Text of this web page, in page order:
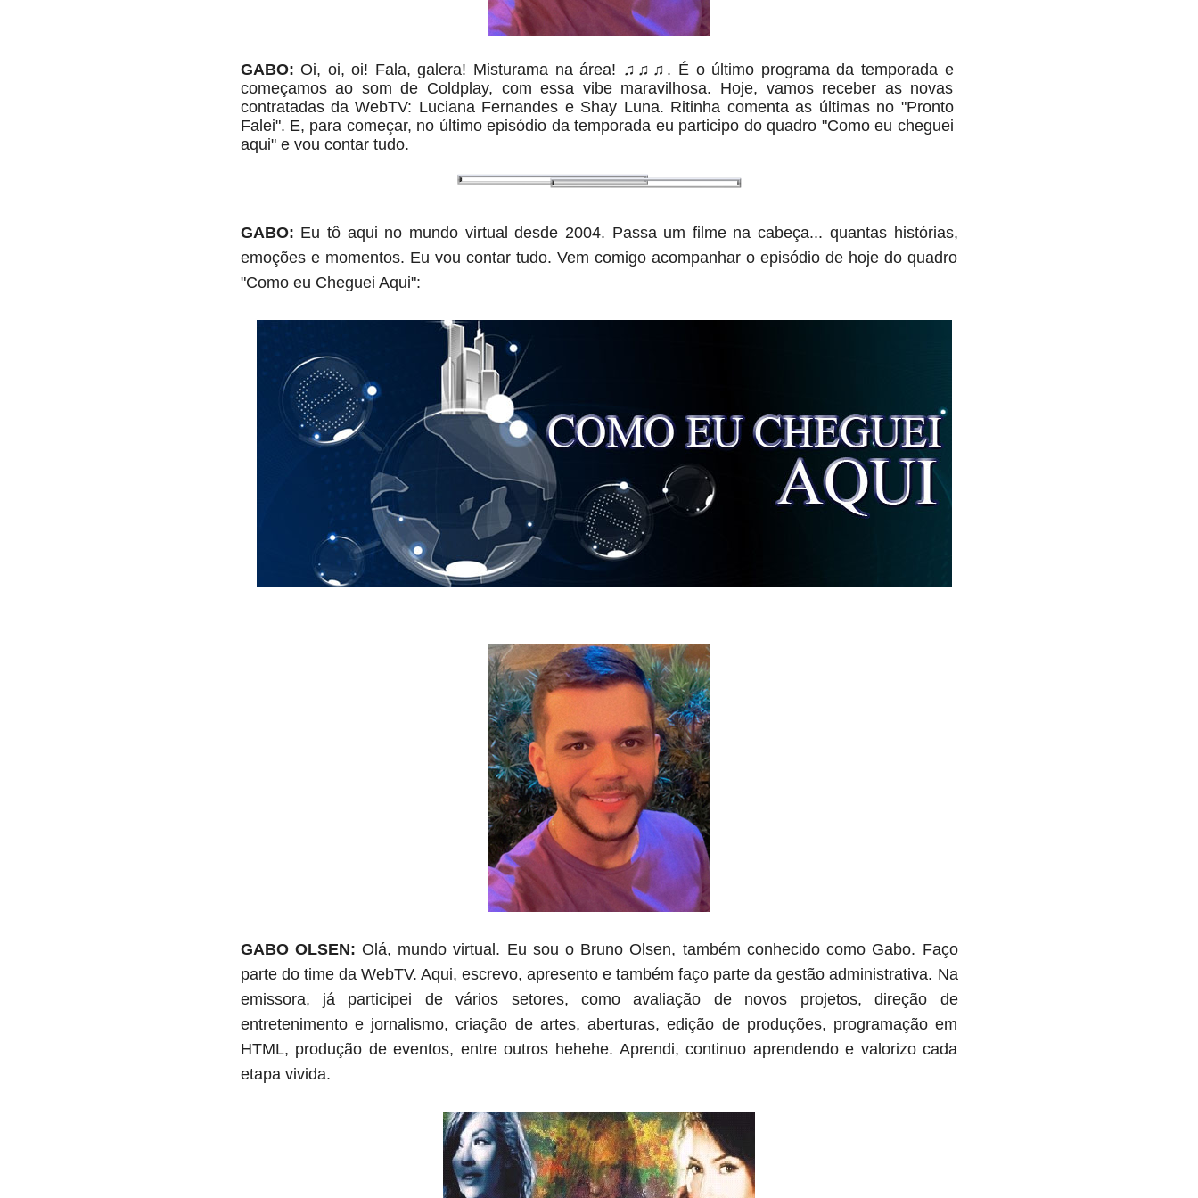
GABO: Oi, oi, oi! Fala, galera! Misturama na área! ♫♫♫. É o último programa da temporada e
começamos ao som de Coldplay, com essa vibe maravilhosa. Hoje, vamos receber as novas
contratadas da WebTV: Luciana Fernandes e Shay Luna. Ritinha comenta as últimas no "Pronto
Falei". E, para começar, no último episódio da temporada eu participo do quadro "Como eu cheguei
aqui" e vou contar tudo.
GABO: Eu tô aqui no mundo virtual desde 2004. Passa um filme na cabeça... quantas histórias,
emoções e momentos. Eu vou contar tudo. Vem comigo acompanhar o episódio de hoje do quadro
"Como eu Cheguei Aqui":
GABO OLSEN: Olá, mundo virtual. Eu sou o Bruno Olsen, também conhecido como Gabo. Faço
parte do time da WebTV. Aqui, escrevo, apresento e também faço parte da gestão administrativa. Na
emissora, já participei de vários setores, como avaliação de novos projetos, direção de
entretenimento e jornalismo, criação de artes, aberturas, edição de produções, programação em
HTML, produção de eventos, entre outros hehehe. Aprendi, continuo aprendendo e valorizo cada
etapa vivida.